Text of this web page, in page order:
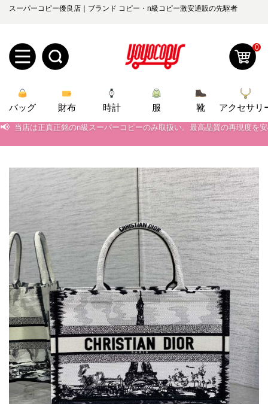
スーパーコピー優良店｜ブランド コピー・n級コピー激安通販の先駆者
規
ザ
ー
登
ロ
ン
オ
ダ
ー
管
知
ら
せ
yoyocopys@gmail.com
2026人気特集
バッグ
財布
時計
服
ズボン
衣装セット
靴
住まい用品
アクセサリー
ベルト
スカーフ
アイフォーンケ
ース
小物
最
0
バッグ 財布 時計 服 靴 アクセサリ
📢 当店は正真正銘のn級スーパーコピーのみ取扱い。最高品質の再現度を
📢 2026春の新作続々更新中！期間中のご注文でお得な割引をご利用いただ
当店は正真正銘のn級スーパーコピーのみ取扱い。最高品質の再現度を
2026春の新作続々更新中！期間中のご注文でお得な割引をご利用いただ
新作入荷！ルイ・ヴィトンスーパーコピー バッグ最新モデルが登場。